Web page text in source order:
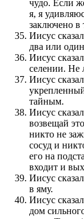
чудо. Если
я, я
заключено в
Иисус
два или
Иисус
селении. Не
Иисус
тайным.
Иисус
возвещай
никто не
сосуд и
его на
входит и
Иисус
в яму.
Иисус
дом